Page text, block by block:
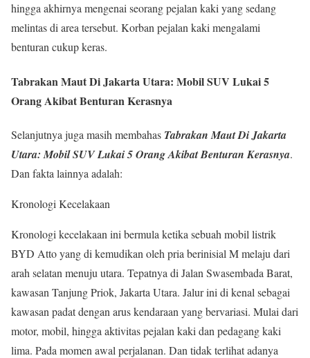
hingga akhirnya mengenai seorang pejalan kaki yang sedang
melintas di area tersebut. Korban pejalan kaki mengalami
benturan cukup keras.
Tabrakan Maut Di Jakarta Utara: Mobil SUV Lukai 5
Orang Akibat Benturan Kerasnya
Selanjutnya juga masih membahas Tabrakan Maut Di Jakarta
Utara: Mobil SUV Lukai 5 Orang Akibat Benturan Kerasnya.
Dan fakta lainnya adalah:
Kronologi Kecelakaan
Kronologi kecelakaan ini bermula ketika sebuah mobil listrik
BYD Atto yang di kemudikan oleh pria berinisial M melaju dari
arah selatan menuju utara. Tepatnya di Jalan Swasembada Barat,
kawasan Tanjung Priok, Jakarta Utara. Jalur ini di kenal sebagai
kawasan padat dengan arus kendaraan yang bervariasi. Mulai dari
motor, mobil, hingga aktivitas pejalan kaki dan pedagang kaki
lima. Pada momen awal perjalanan. Dan tidak terlihat adanya